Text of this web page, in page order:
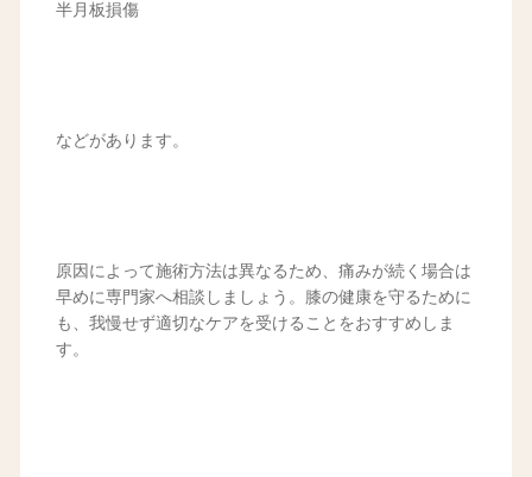
半月板損傷
などがあります。
原因によって施術方法は異なるため、痛みが続く場合は
早めに専門家へ相談しましょう。膝の健康を守るために
も、我慢せず適切なケアを受けることをおすすめしま
す。